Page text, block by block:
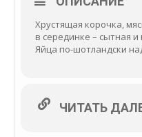
Хрустящая корочка,
в серединке – сытная и
Яйца по-шотландски
ЧИТАТЬ